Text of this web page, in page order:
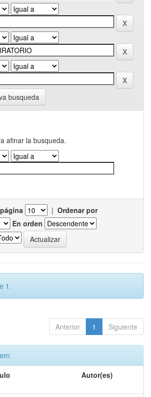
busqueda
afinar la busqueda.
| Ordenar por
En orden
1.
Anterior 1 Siguiente
Autor(es)